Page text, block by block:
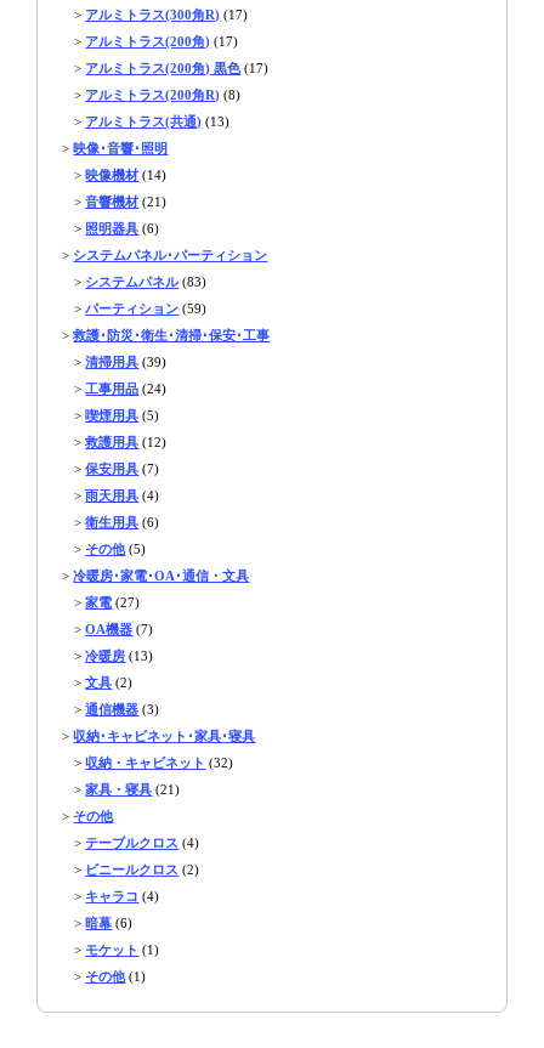
> アルミトラス(300角R) (17)
> アルミトラス(200角) (17)
> アルミトラス(200角) 黒色 (17)
> アルミトラス(200角R) (8)
> アルミトラス(共通) (13)
>映像･音響･照明
>映像機材 (14)
>音響機材 (21)
> 照明器具 (6)
> システムパネル･パーティション
> システムパネル(83)
>パーティション (59)
>救護･防災･衛生･清掃･保安･工事
>清掃用具 (39)
> 工事用品 (24)
>喫煙用具 (5)
>救護用具 (12)
>保安用具 (7)
>雨天用具 (4)
>衛生用具 (6)
> その他(5)
>冷暖房･家電･OA･通信・文具
>家電 (27)
>OA機器 (7)
>冷暖房 (13)
>文具 (2)
>通信機器 (3)
>収納･キャビネット･家具･寝具
>収納・キャビネット (32)
>家具・寝具 (21)
> その他
>テーブルクロス (4)
> ビニールクロス (2)
> キャラコ (4)
>暗幕 (6)
>モケット (1)
> その他(1)